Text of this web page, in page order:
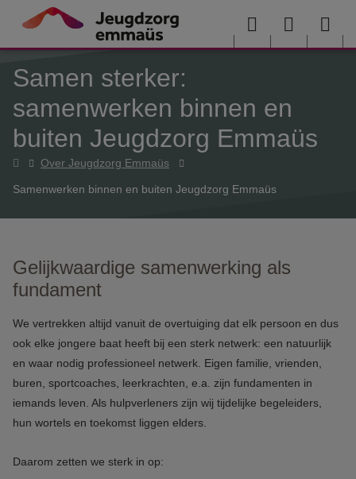
Overslaan en naar de inhoud gaan
Menu User
Samen sterker:
samenwerken binnen en
buiten Jeugdzorg Emmaüs
HomeOver Jeugdzorg Emmaüs
Samenwerken binnen en buiten Jeugdzorg Emmaüs
Gelijkwaardige samenwerking als
fundament
We vertrekken altijd vanuit de overtuiging dat elk persoon en dus
ook elke jongere baat heeft bij een sterk netwerk: een natuurlijk
en waar nodig professioneel netwerk. Eigen familie, vrienden,
buren, sportcoaches, leerkrachten, e.a. zijn fundamenten in
iemands leven. Als hulpverleners zijn wij tijdelijke begeleiders,
hun wortels en toekomst liggen elders.
Daarom zetten we sterk in op: